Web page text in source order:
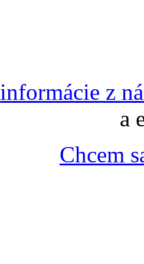
informácie z
a
Chcem